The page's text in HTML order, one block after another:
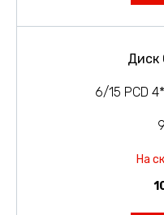
6/15 PCD
На